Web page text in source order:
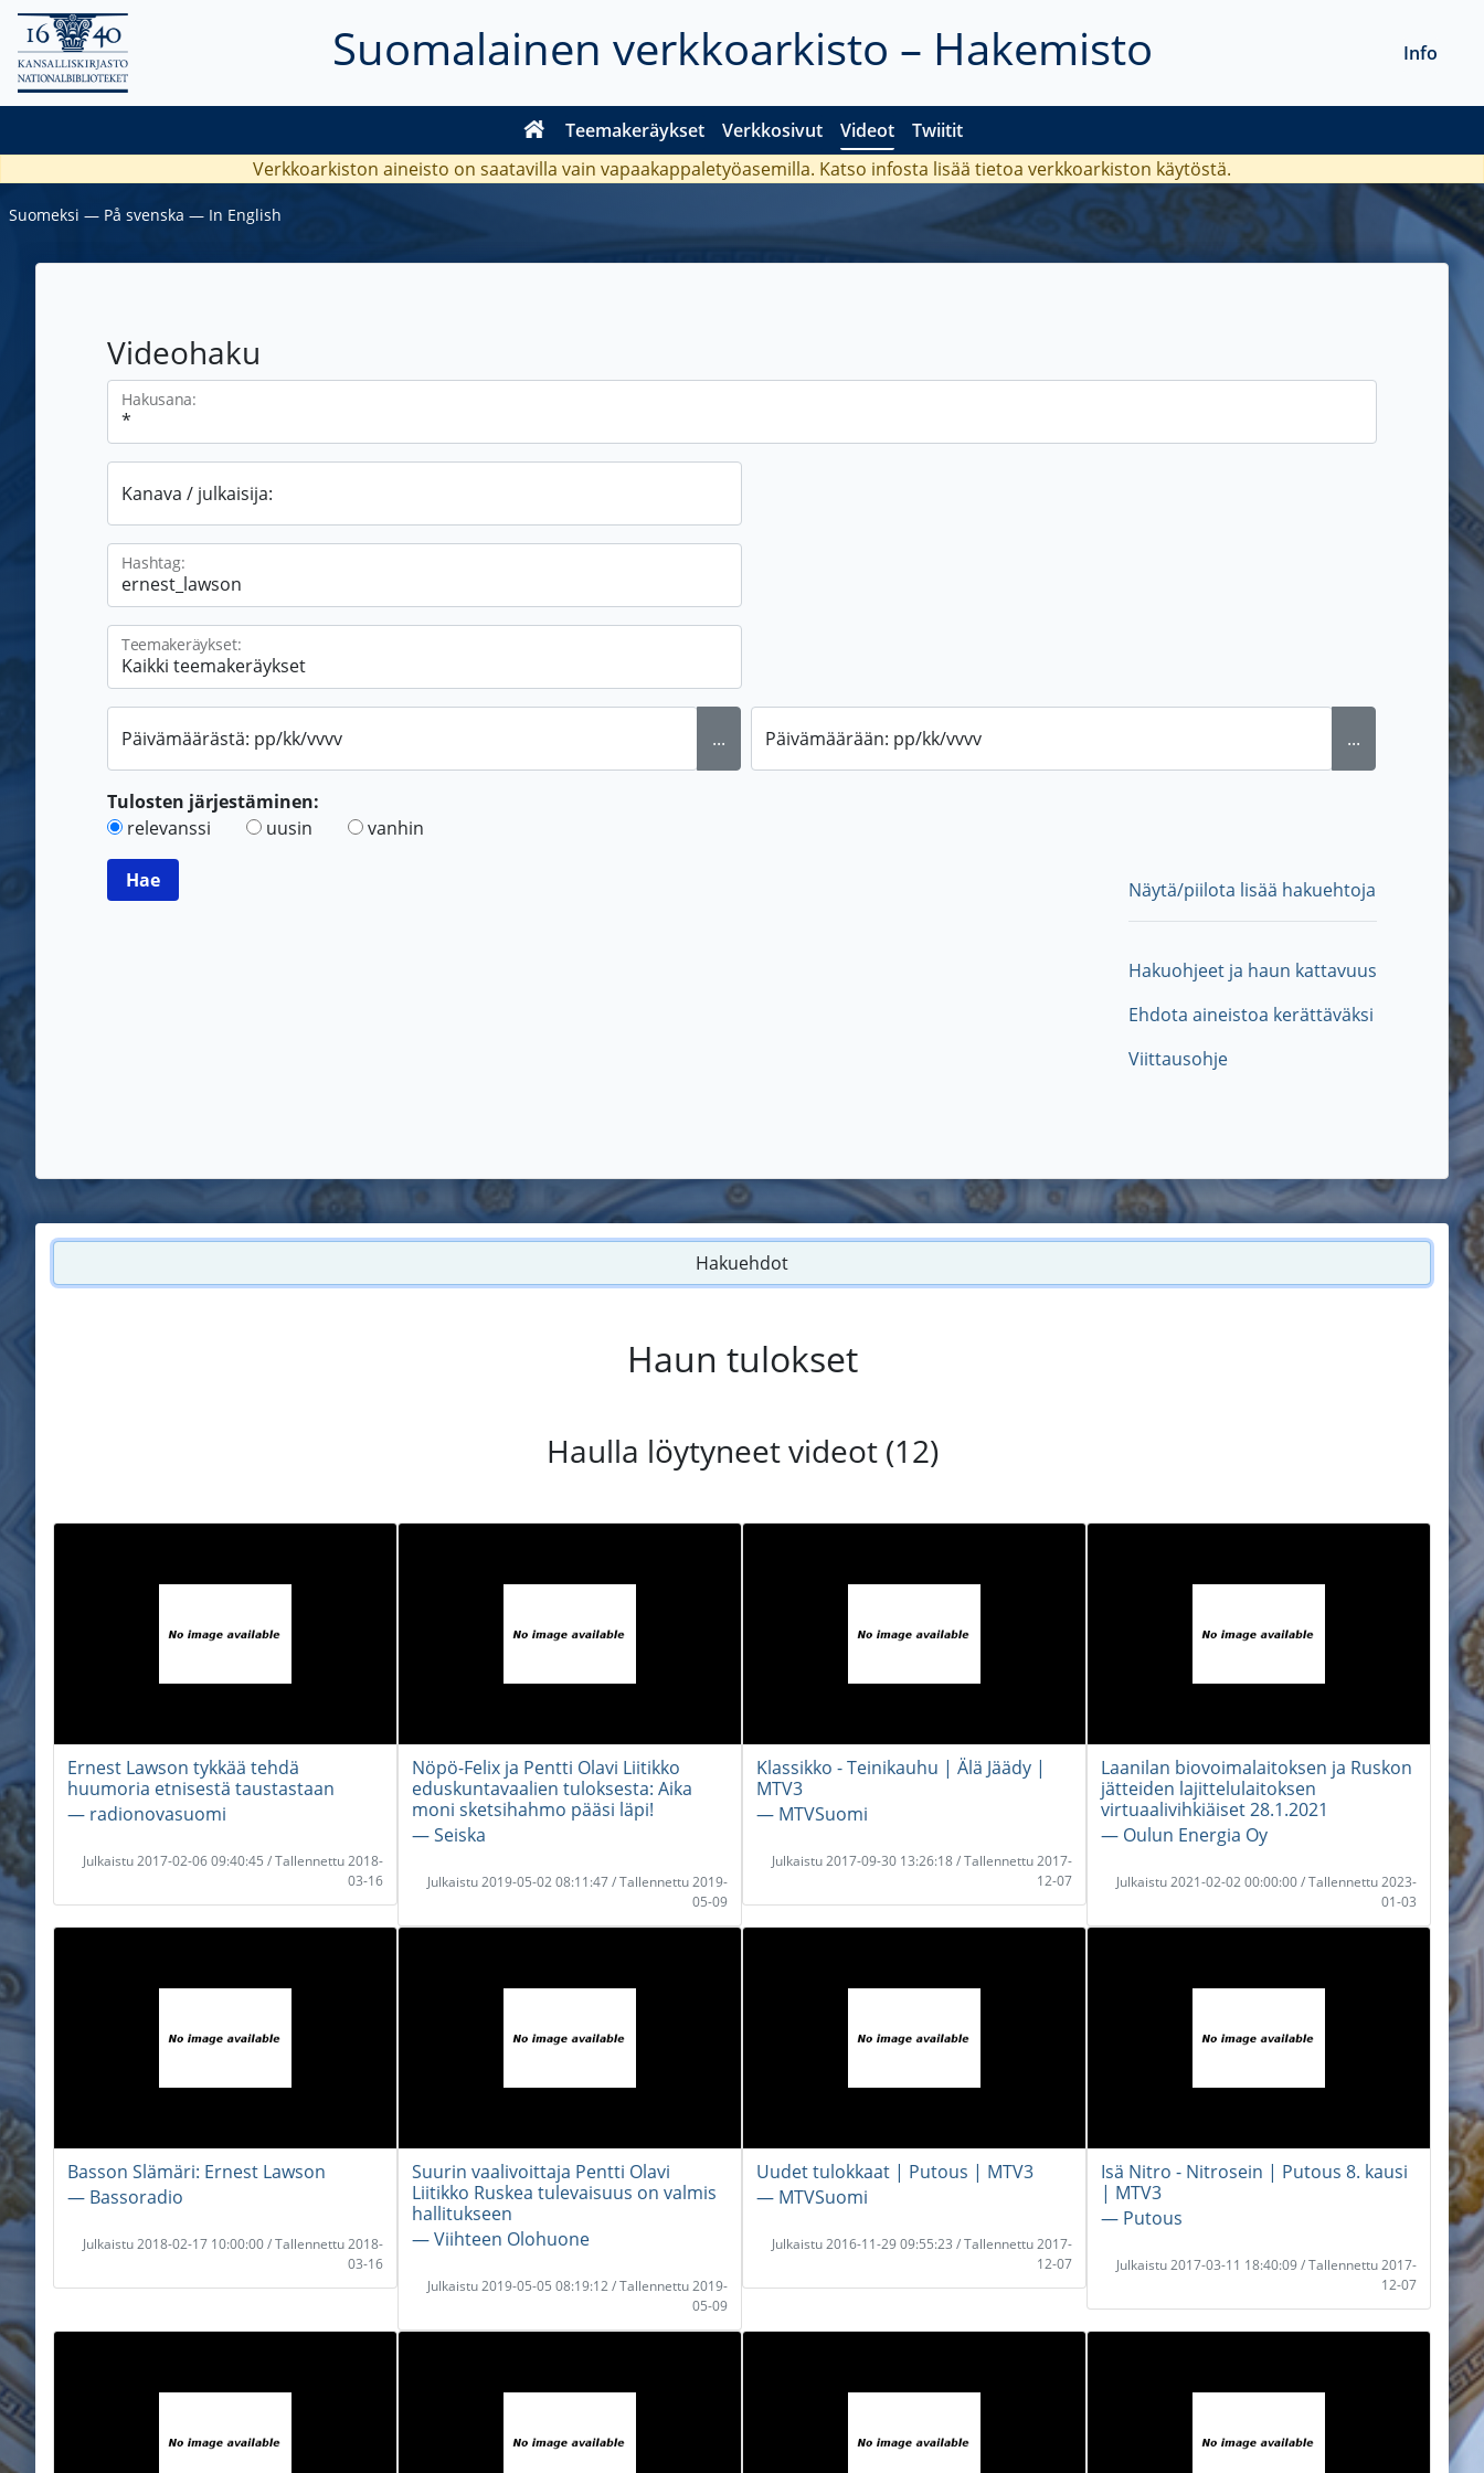
Suomalainen verkkoarkisto – Hakemisto
Teemakeräykset Verkkosivut Videot Twiitit
Info
Verkkoarkiston aineisto on saatavilla vain vapaakappaletyöasemilla. Katso infosta lisää tietoa verkkoarkiston käytöstä.
Suomeksi ― På svenska ― In English
Videohaku
Hakusana:
Kanava / julkaisija:
Hashtag:
Teemakeräykset:
Päivämäärästä: pp/kk/vvvv ... Päivämäärään: pp/kk/vvvv ...
Tulosten järjestäminen:
relevanssi
uusin vanhin
Näytä/piilota lisää hakuehtoja
Hakuohjeet ja haun kattavuus
Ehdota aineistoa kerättäväksi
Viittausohje
Hakuehdot
Haun tulokset
Haulla löytyneet videot (12)
Ernest Lawson tykkää tehdä
huumoria etnisestä taustastaan
― radionovasuomi
Julkaistu 2017-02-06 09:40:45 / Tallennettu 2018-
03-16
Nöpö-Felix ja Pentti Olavi Liitikko
eduskuntavaalien tuloksesta: Aika
moni sketsihahmo pääsi läpi!
― Seiska
Julkaistu 2019-05-02 08:11:47 / Tallennettu 2019-
05-09
Klassikko - Teinikauhu | Älä Jäädy |
MTV3
― MTVSuomi
Julkaistu 2017-09-30 13:26:18 / Tallennettu 2017-
12-07
Laanilan biovoimalaitoksen ja Ruskon
jätteiden lajittelulaitoksen
virtuaalivihkiäiset 28.1.2021
― Oulun Energia Oy
Julkaistu 2021-02-02 00:00:00 / Tallennettu 2023-
01-03
Basson Slämäri: Ernest Lawson
― Bassoradio
Julkaistu 2018-02-17 10:00:00 / Tallennettu 2018-
03-16
Suurin vaalivoittaja Pentti Olavi
Liitikko Ruskea tulevaisuus on valmis
hallitukseen
― Viihteen Olohuone
Julkaistu 2019-05-05 08:19:12 / Tallennettu 2019-
05-09
Uudet tulokkaat | Putous | MTV3
― MTVSuomi
Julkaistu 2016-11-29 09:55:23 / Tallennettu 2017-
12-07
Isä Nitro - Nitrosein | Putous 8. kausi
| MTV3
― Putous
Julkaistu 2017-03-11 18:40:09 / Tallennettu 2017-
12-07